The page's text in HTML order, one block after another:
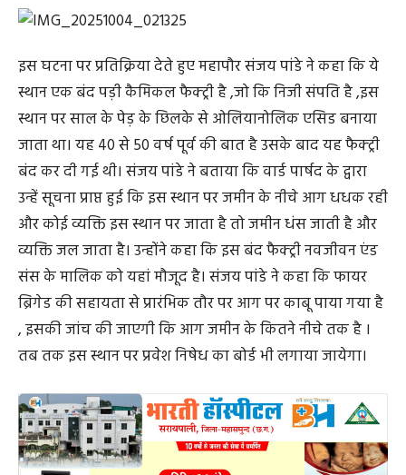
इस घटना पर प्रतिक्रिया देते हुए महापौर संजय पांडे ने कहा कि ये
स्थान एक बंद पड़ी कैमिकल फैक्ट्री है ,जो कि निजी संपति है ,इस
स्थान पर साल के पेड़ के छिलके से ओलियानोलिक एसिड बनाया
जाता था। यह 40 से 50 वर्ष पूर्व की बात है उसके बाद यह फैक्ट्री
बंद कर दी गई थी। संजय पांडे ने बताया कि वार्ड पार्षद के द्वारा
उन्हें सूचना प्राप्त हुई कि इस स्थान पर जमीन के नीचे आग धधक रही
और कोई व्यक्ति इस स्थान पर जाता है तो जमीन धंस जाती है और
व्यक्ति जल जाता है। उन्होंने कहा कि इस बंद फैक्ट्री नवजीवन एंड
संस के मालिक को यहां मौजूद है। संजय पांडे ने कहा कि फायर
ब्रिगेड की सहायता से प्रारंभिक तौर पर आग पर काबू पाया गया है
, इसकी जांच की जाएगी कि आग जमीन के कितने नीचे तक है ।
तब तक इस स्थान पर प्रवेश निषेध का बोर्ड भी लगाया जायेगा।